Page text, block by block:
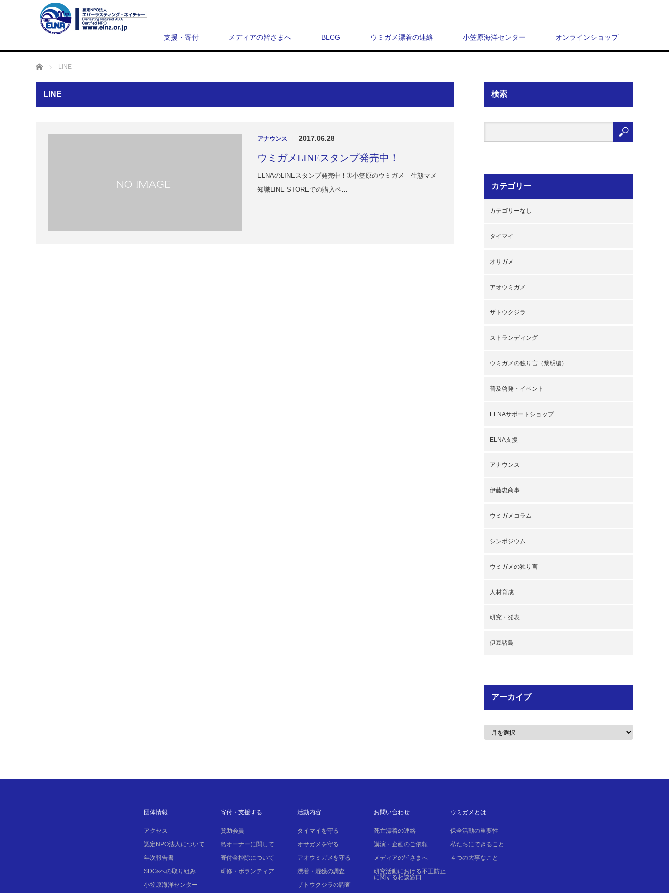
支援・寄付 メディアの皆さまへ BLOG ウミガメ漂着の連絡 小笠原海洋センター オンラインショップ
ホーム LINE
LINE
アナウンス | 2017.06.28
ウミガメLINEスタンプ発売中！
ELNAのLINEスタンプ発売中！➀小笠原のウミガメ 生態マメ
知識LINE STOREでの購入ペ…
検索
カテゴリー
カテゴリーなし
タイマイ
オサガメ
アオウミガメ
ザトウクジラ
ストランディング
ウミガメの独り言（黎明編）
普及啓発・イベント
ELNAサポートショップ
ELNA支援
アナウンス
伊藤忠商事
ウミガメコラム
シンポジウム
ウミガメの独り言
人材育成
研究・発表
伊豆諸島
アーカイブ
団体情報
アクセス
認定NPO法人について
年次報告書
SDGsへの取り組み
小笠原海洋センター
寄付・支援する
賛助会員
島オーナーに関して
寄付金控除について
研修・ボランティア
活動内容
タイマイを守る
オサガメを守る
アオウミガメを守る
漂着・混獲の調査
ザトウクジラの調査
お問い合わせ
死亡漂着の連絡
講演・企画のご依頼
メディアの皆さまへ
研究活動における不正防止
に関する相談窓口
ウミガメとは
保全活動の重要性
私たちにできること
４つの大事なこと